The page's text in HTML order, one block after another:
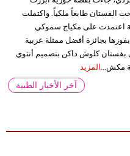
الفستان طابعاً ملكياً. واكتملت
اعتمدت على مكياج سموكي
بجائزة أفضل ممثلة عربية
بفستان كلوش داكن بتصميم أنثوي
مكش... المزيد
آخر الأخبار الطبية